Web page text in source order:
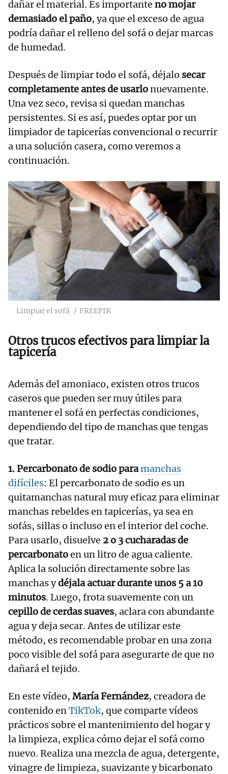
dañar el material. Es importante no mojar
demasiado el paño, ya que el exceso de agua
podría dañar el relleno del sofá o dejar marcas
de humedad.
Después de limpiar todo el sofá, déjalo secar
completamente antes de usarlonuevamente.
Una vez seco, revisa si quedan manchas
persistentes. Si es así, puedes optar por un
limpiador de tapicerías convencional o recurrir
a una solución casera, como veremos a
continuación.
Limpiar el sofá FREEPIK
Otros trucos efectivos para limpiar la
tapicería
Además del amoniaco, existen otros trucos
caseros que pueden ser muy útiles para
mantener el sofá en perfectas condiciones,
dependiendo del tipo de manchas que tengas
que tratar.
1. Percarbonato de sodio paramanchas
difíciles: El percarbonato de sodio es un
quitamanchas natural muy eficaz para eliminar
manchas rebeldes en tapicerías, ya sea en
sofás, sillas o incluso en el interior del coche.
Para usarlo, disuelve 2 o 3 cucharadas de
percarbonatoen un litro de agua caliente.
Aplica la solución directamente sobre las
manchas ydéjala actuar durante unos 5 a 10
minutos. Luego, frota suavemente con un
cepillo de cerdas suaves, aclara con abundante
agua y deja secar. Antes de utilizar este
método, es recomendable probar en una zona
poco visible del sofá para asegurarte de que no
dañará el tejido.
En este vídeo, María Fernández, creadora de
contenido enTikTok, que comparte vídeos
prácticos sobre el mantenimiento del hogar y
la limpieza, explica cómo dejar el sofá como
nuevo. Realiza una mezcla de agua, detergente,
vinagre de limpieza, suavizante y bicarbonato